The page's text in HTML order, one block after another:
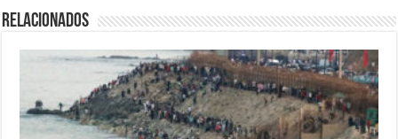
Relacionados